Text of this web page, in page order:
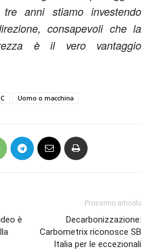
anni stiamo investendo
consapevoli che la
è il vero vantaggio
Uomo o macchina
è
Prossimo articolo
Decarbonizzazione:
Carbometrix riconosce SB
Italia per le eccezionali